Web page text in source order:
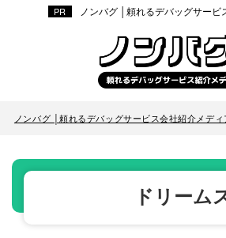
ノンバグ │頼れるデバッグサービ
ノンバグ │頼れるデバッグサービス会社紹介メディ
ドリーム